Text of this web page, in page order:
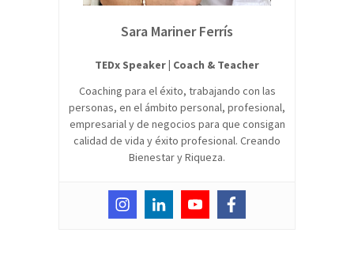
Sara Mariner Ferrís
TEDx Speaker | Coach & Teacher
Coaching para el éxito, trabajando con las
personas, en el ámbito personal, profesional,
empresarial y de negocios para que consigan
calidad de vida y éxito profesional. Creando
Bienestar y Riqueza.